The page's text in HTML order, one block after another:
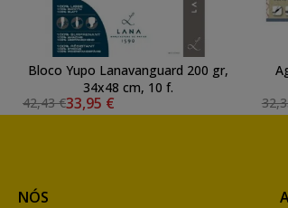
Bloco Yupo Lanavanguard 200 gr,
34x48 cm, 10 f.
42,43 €33,95 €
NÓS